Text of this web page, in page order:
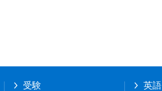
受験 英語